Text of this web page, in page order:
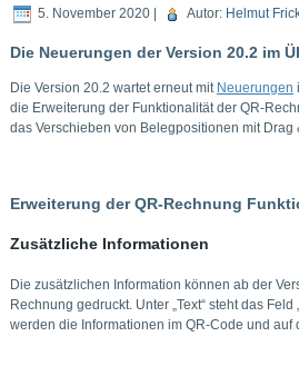
5. November 2020 | Autor: Helmut
Die Neuerungen der Version 20.2 im
Die Version 20.2 wartet erneut mit Neuerungen
die Erweiterung der Funktionalität der QR-
das Verschieben von Belegpositionen mit Drag
Erweiterung der QR-Rechnung
Zusätzliche Informationen
Die zusätzlichen Information können ab der
Rechnung gedruckt. Unter „Text“ steht das
werden die Informationen im QR-Code und